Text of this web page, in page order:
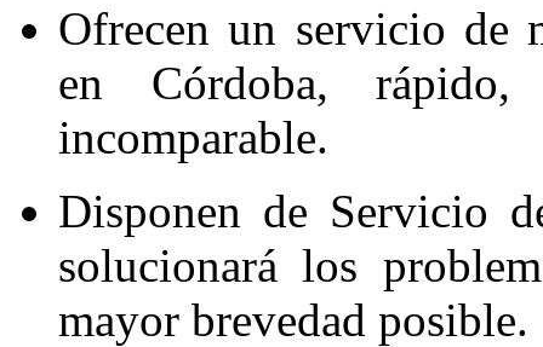
Ofrecen un servicio de
en Córdoba,
incomparable.
Disponen de Servicio
solucionará los
mayor brevedad posible.